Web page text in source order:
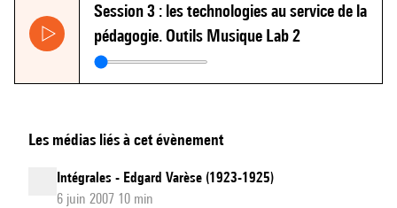
Session 3 : les technologies au service de la
pédagogie. Outils Musique Lab 2
Les médias liés à cet évènement
Intégrales - Edgard Varèse (1923-1925)
6 juin 2007 10 min